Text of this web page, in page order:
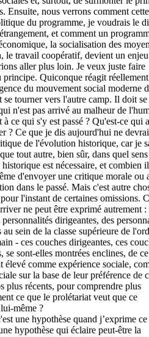
Ensuite, nous verrons comment cette
du programme, je voudrais le
et comment un
la socialisation des
le travail coopératif, devient un
aller plus loin. Je veux juste faire
principe. Quiconque réagit
du mouvement social moderne
se tourner vers l'autre camp. Il doit
n'est pas arrivé au malheur de
à ce qui s'y est passé ? Qu'est-ce qui
? Ce que je dis aujourd'hui ne
de l'évolution historique, car je
tout autre, bien sûr, dans quel sens
est nécessaire, et combien
d'envoyer une critique morale ou
dans le passé. Mais c'est autre
l'instant de certaines omissions.
ne peut être exprimé autrement
dirigeantes, des
au sein de la classe supérieure de
- ces couches dirigeantes, ces
se sont-elles montrées enclines, de ce
élevé comme expérience sociale,
sur la base de leur préférence de
plus récents, pour comprendre plus
ce que le prolétariat veut que ce
même ?
une hypothèse quand j’exprime
hypothèse qui éclaire peut-être la